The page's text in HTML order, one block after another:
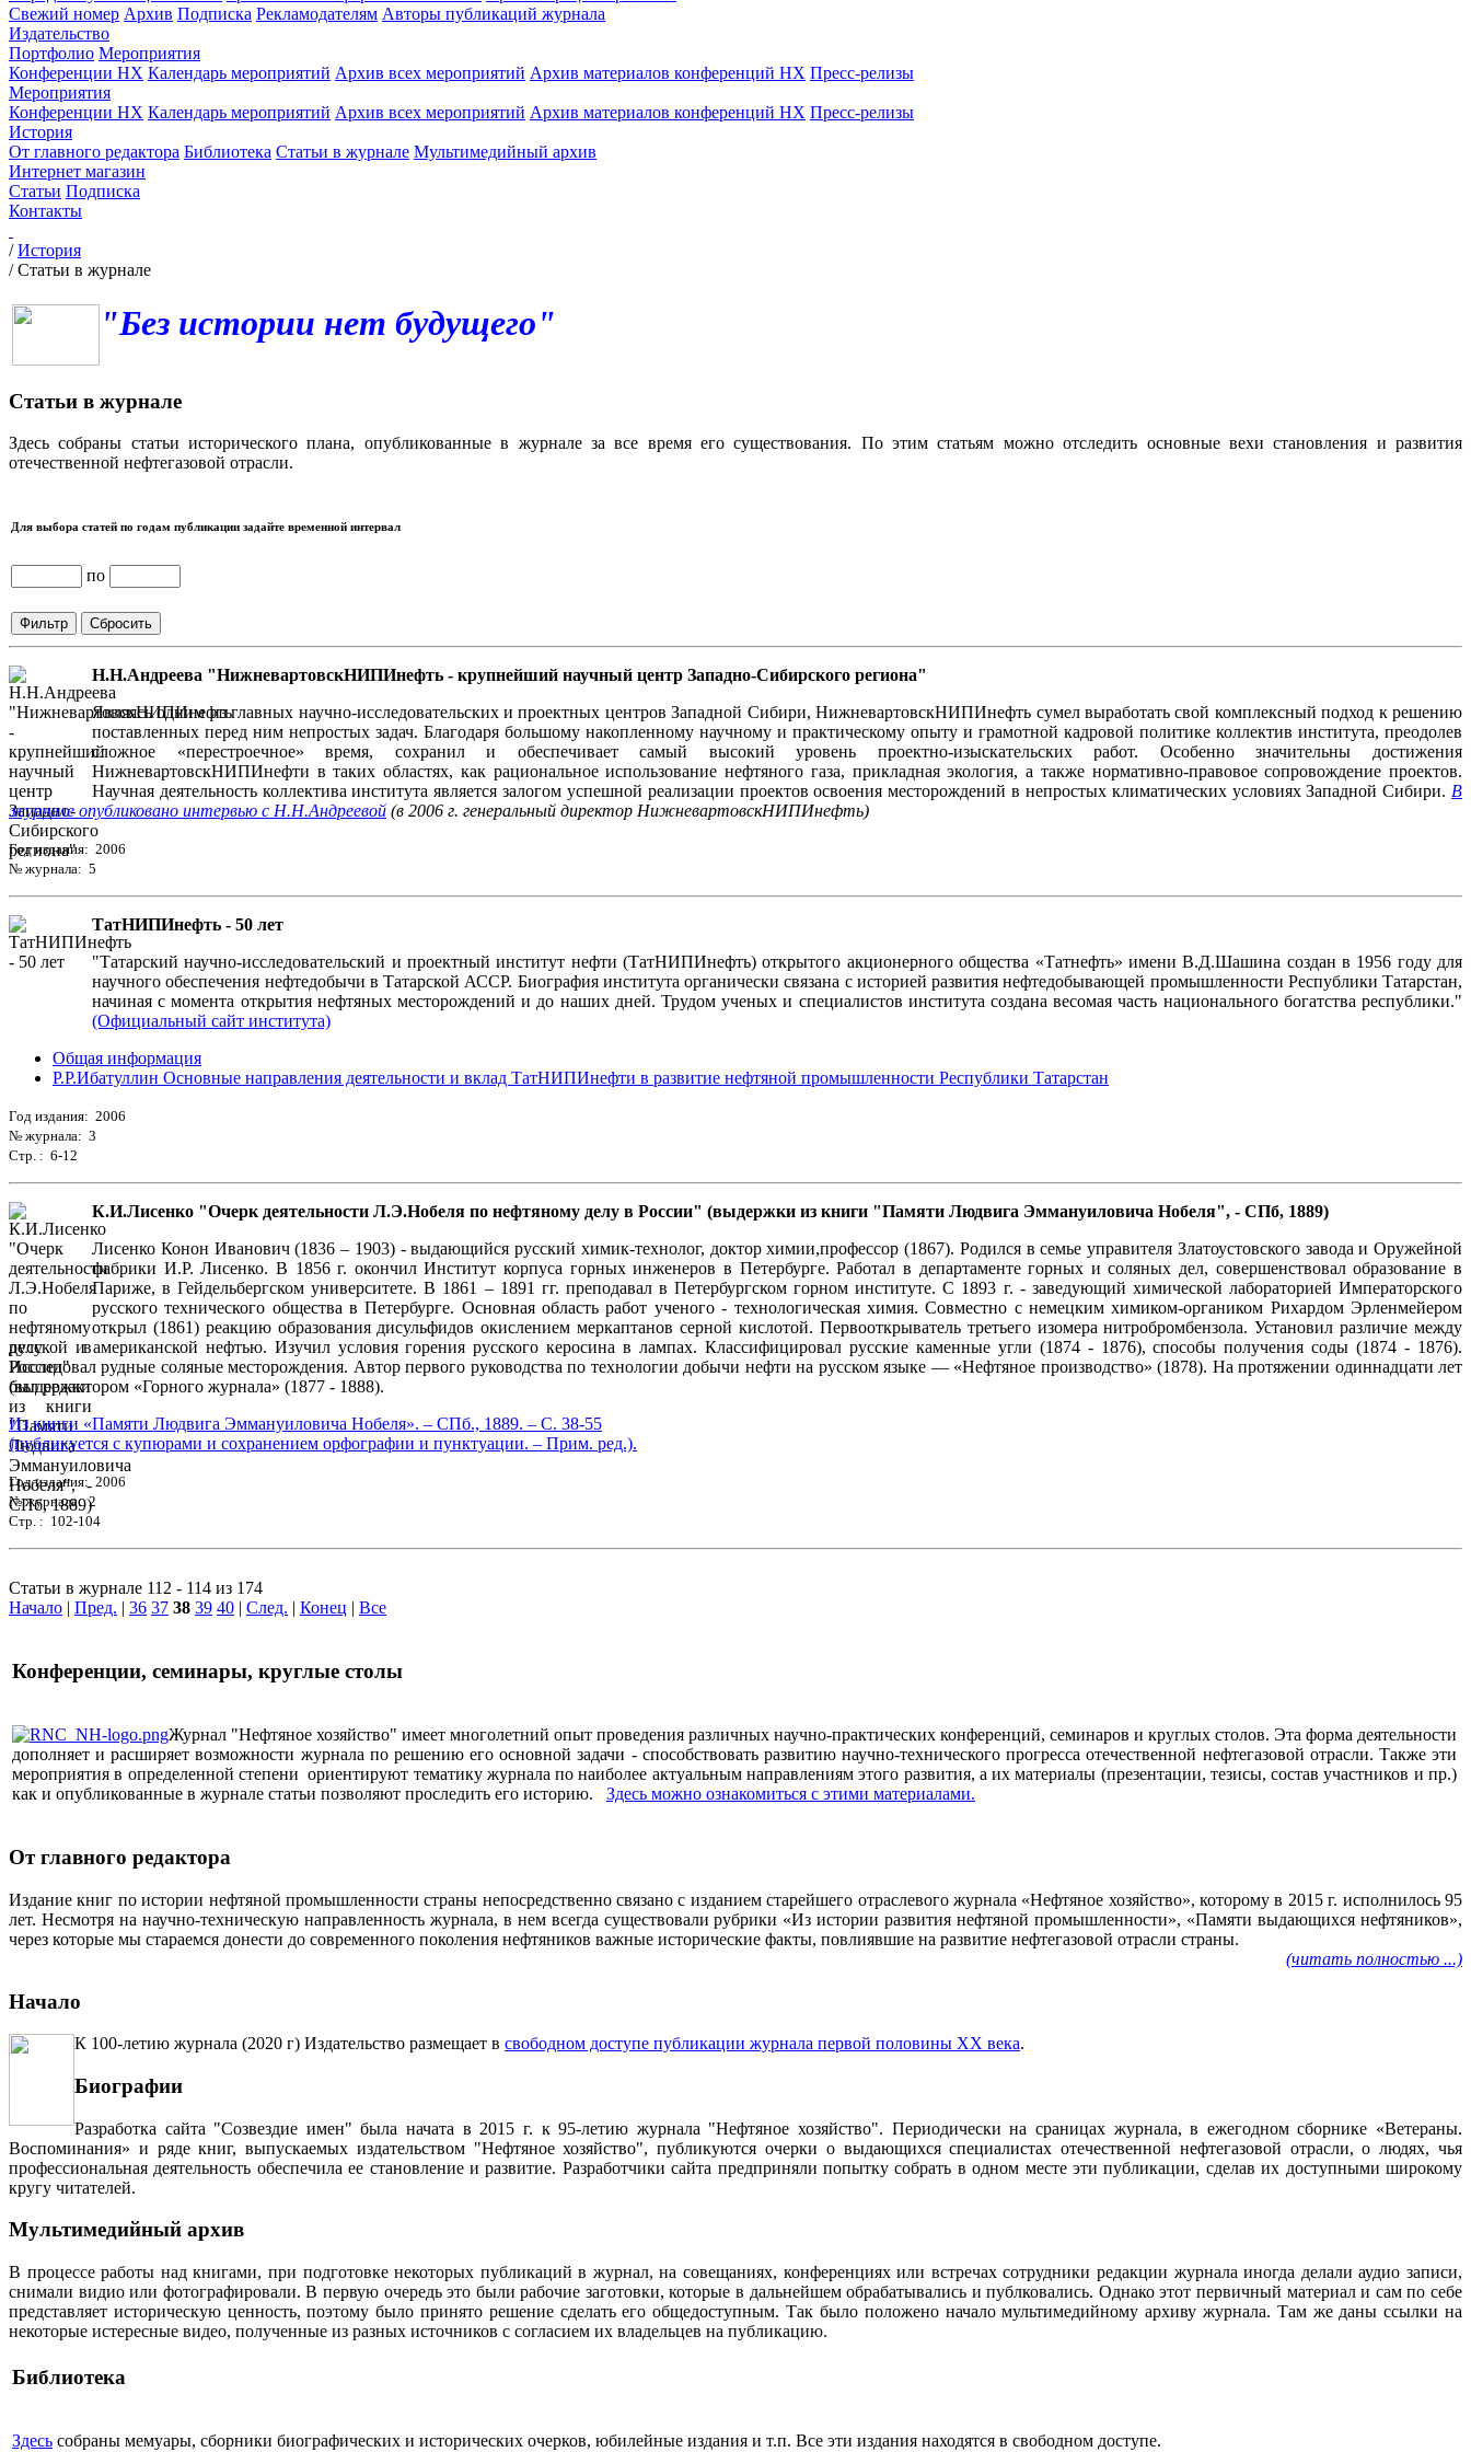
Свежий номер Архив Подписка Рекламодателям Авторы публикаций журнала
Издательство
Портфолио Мероприятия
Конференции НХ Календарь мероприятий Архив всех мероприятий Архив материалов конференций НХ Пресс-релизы
Мероприятия
Конференции НХ Календарь мероприятий Архив всех мероприятий Архив материалов конференций НХ Пресс-релизы
История
От главного редактора Библиотека Статьи в журнале Мультимедийный архив
Интернет магазин
Статьи Подписка
Контакты
/История
/Статьи в журнале
"Без истории нет будущего"
Статьи в журнале
Здесь собраны статьи исторического плана, опубликованные в журнале за все время его существования. По этим статьям можно отследить основные вехи становления и развития
отечественной нефтегазовой отрасли.
Для выбора статей по годам публикации задайте временной интервал
по
Н.Н.Андреева "НижневартовскНИПИнефть - крупнейший научный центр Западно-Сибирского региона"
Являясь одним из главных научно-исследовательских и проектных центров Западной Сибири, НижневартовскНИПИнефть сумел выработать свой комплексный подход к решению
поставленных перед ним непростых задач. Благодаря большому накопленному научному и практическому опыту и грамотной кадровой политике коллектив института, преодолев
сложное «перестроечное» время, сохранил и обеспечивает самый высокий уровень проектно-изыскательских работ. Особенно значительны достижения
НижневартовскНИПИнефти в таких областях, как рациональное использование нефтяного газа, прикладная экология, а также нормативно-правовое сопровождение проектов.
Научная деятельность коллектива института является залогом успешной реализации проектов освоения месторождений в непростых климатических условиях Западной Сибири. В
журнале опубликовано интервью с Н.Н.Андреевой (в 2006 г. генеральный директор НижневартовскНИПИнефть)
Год издания: 2006
№ журнала: 5
ТатНИПИнефть - 50 лет
"Татарский научно-исследовательский и проектный институт нефти (ТатНИПИнефть) открытого акционерного общества «Татнефть» имени В.Д.Шашина создан в 1956 году для
научного обеспечения нефтедобычи в Татарской АССР. Биография института органически связана с историей развития нефтедобывающей промышленности Республики Татарстан,
начиная с момента открытия нефтяных месторождений и до наших дней. Трудом ученых и специалистов института создана весомая часть национального богатства республики."
(Официальный сайт института)
Общая информация
Р.Р.Ибатуллин Основные направления деятельности и вклад ТатНИПИнефти в развитие нефтяной промышленности Республики Татарстан
Год издания: 2006
№ журнала: 3
Стр. : 6-12
К.И.Лисенко "Очерк деятельности Л.Э.Нобеля по нефтяному делу в России" (выдержки из книги "Памяти Людвига Эммануиловича Нобеля", - СПб, 1889)
Лисенко Конон Иванович (1836 – 1903) - выдающийся русский химик-технолог, доктор химии,профессор (1867). Родился в семье управителя Златоустовского завода и Оружейной
фабрики И.Р. Лисенко. В 1856 г. окончил Институт корпуса горных инженеров в Петербурге. Работал в департаменте горных и соляных дел, совершенствовал образование в
Париже, в Гейдельбергском университете. В 1861 – 1891 гг. преподавал в Петербургском горном институте. С 1893 г. - заведующий химической лабораторией Императорского
русского технического общества в Петербурге. Основная область работ ученого - технологическая химия. Совместно с немецким химиком-органиком Рихардом Эрленмейером
открыл (1861) реакцию образования дисульфидов окислением меркаптанов серной кислотой. Первооткрыватель третьего изомера нитробромбензола. Установил различие между
русской и американской нефтью. Изучил условия горения русского керосина в лампах. Классифицировал русские каменные угли (1874 - 1876), способы получения соды (1874 - 1876).
Исследовал рудные соляные месторождения. Автор первого руководства по технологии добычи нефти на русском языке — «Нефтяное производство» (1878). На протяжении одиннадцати лет
был редактором «Горного журнала» (1877 - 1888).
Из книги «Памяти Людвига Эммануиловича Нобеля». – СПб., 1889. – С. 38-55
(публикуется с купюрами и сохранением орфографии и пунктуации. – Прим. ред.).
Год издания: 2006
№ журнала: 2
Стр. : 102-104
Статьи в журнале 112 - 114 из 174
Начало | Пред. | 36 37 38 39 40 | След. | Конец | Все
Конференции, семинары, круглые столы
Журнал "Нефтяное хозяйство" имеет многолетний опыт проведения различных научно-практических конференций, семинаров и круглых столов. Эта форма деятельности
дополняет и расширяет возможности журнала по решению его основной задачи - способствовать развитию научно-технического прогресса отечественной нефтегазовой отрасли. Также эти
мероприятия в определенной степени ориентируют тематику журнала по наиболее актуальным направлениям этого развития, а их материалы (презентации, тезисы, состав участников и пр.)
как и опубликованные в журнале статьи позволяют проследить его историю. Здесь можно ознакомиться с этими материалами.
От главного редактора
Издание книг по истории нефтяной промышленности страны непосредственно связано с изданием старейшего отраслевого журнала «Нефтяное хозяйство», которому в 2015 г. исполнилось 95
лет. Несмотря на научно-техническую направленность журнала, в нем всегда существовали рубрики «Из истории развития нефтяной промышленности», «Памяти выдающихся нефтяников»,
через которые мы стараемся донести до современного поколения нефтяников важные исторические факты, повлиявшие на развитие нефтегазовой отрасли страны.
(читать полностью ...)
Начало
К 100-летию журнала (2020 г) Издательство размещает в свободном доступе публикации журнала первой половины ХХ века.
Биографии
Разработка сайта "Созвездие имен" была начата в 2015 г. к 95-летию журнала "Нефтяное хозяйство". Периодически на сраницах журнала, в ежегодном сборнике «Ветераны.
Воспоминания» и ряде книг, выпускаемых издательством "Нефтяное хозяйство", публикуются очерки о выдающихся специалистах отечественной нефтегазовой отрасли, о людях, чья
профессиональная деятельность обеспечила ее становление и развитие. Разработчики сайта предприняли попытку собрать в одном месте эти публикации, сделав их доступными широкому
кругу читателей.
Мультимедийный архив
В процессе работы над книгами, при подготовке некоторых публикаций в журнал, на совещаниях, конференциях или встречах сотрудники редакции журнала иногда делали аудио записи,
снимали видио или фотографировали. В первую очередь это были рабочие заготовки, которые в дальнейшем обрабатывались и публковались. Однако этот первичный материал и сам по себе
представляет историческую ценность, поэтому было принято решение сделать его общедоступным. Так было положено начало мультимедийному архиву журнала. Там же даны ссылки на
некоторые истересные видео, полученные из разных источников с согласием их владельцев на публикацию.
Библиотека
Здесь собраны мемуары, сборники биографических и исторических очерков, юбилейные издания и т.п. Все эти издания находятся в свободном доступе.